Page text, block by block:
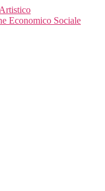
Economico Sociale